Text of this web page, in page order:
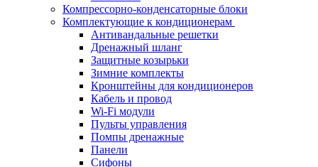
Компрессорно-конденсаторные блоки
Комплектующие к кондиционерам
Антивандальные решетки
Дренажный шланг
Защитные козырьки
Зимние комплекты
Кронштейны для кондиционеров
Кабель и провод
Wi-Fi модули
Пульты управления
Помпы дренажные
Панели
Сифоны